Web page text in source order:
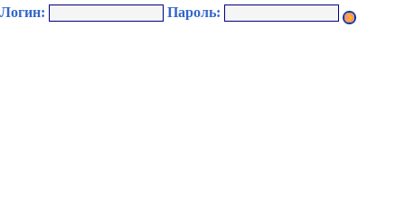
Логин: Пароль: